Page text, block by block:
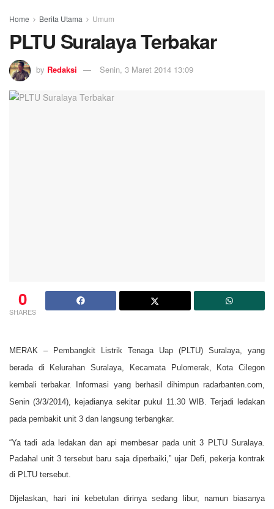
Home Berita Utama Umum
PLTU Suralaya Terbakar
by Redaksi Senin, 3 Maret 2014 13:09
0
SHARES
MERAK – Pembangkit Listrik Tenaga Uap (PLTU) Suralaya, yang
berada di Kelurahan Suralaya, Kecamata Pulomerak, Kota Cilegon
kembali terbakar. Informasi yang berhasil dihimpun radarbanten.com,
Senin (3/3/2014), kejadianya sekitar pukul 11.30 WIB. Terjadi ledakan
pada pembakit unit 3 dan langsung terbangkar.
“Ya tadi ada ledakan dan api membesar pada unit 3 PLTU Suralaya.
Padahal unit 3 tersebut baru saja diperbaiki,” ujar Defi, pekerja kontrak
di PLTU tersebut.
Dijelaskan, hari ini kebetulan dirinya sedang libur, namun biasanya